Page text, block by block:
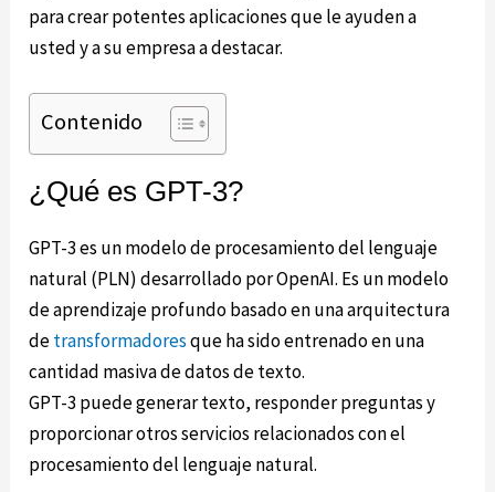
para crear potentes aplicaciones que le ayuden a
usted y a su empresa a destacar.
Contenido
¿Qué es GPT-3?
GPT-3 es un modelo de procesamiento del lenguaje
natural (PLN) desarrollado por OpenAI. Es un modelo
de aprendizaje profundo basado en una arquitectura
detransformadoresque ha sido entrenado en una
cantidad masiva de datos de texto.
GPT-3 puede generar texto, responder preguntas y
proporcionar otros servicios relacionados con el
procesamiento del lenguaje natural.